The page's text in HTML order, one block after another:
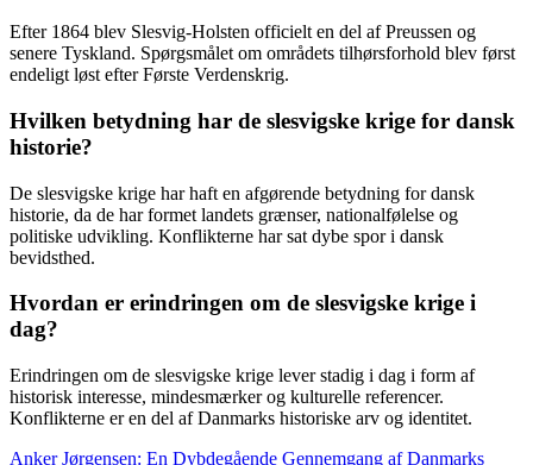
Efter 1864 blev Slesvig-Holsten officielt en del af Preussen og
senere Tyskland. Spørgsmålet om områdets tilhørsforhold blev først
endeligt løst efter Første Verdenskrig.
Hvilken betydning har de slesvigske krige for dansk
historie?
De slesvigske krige har haft en afgørende betydning for dansk
historie, da de har formet landets grænser, nationalfølelse og
politiske udvikling. Konflikterne har sat dybe spor i dansk
bevidsthed.
Hvordan er erindringen om de slesvigske krige i
dag?
Erindringen om de slesvigske krige lever stadig i dag i form af
historisk interesse, mindesmærker og kulturelle referencer.
Konflikterne er en del af Danmarks historiske arv og identitet.
Anker Jørgensen: En Dybdegående Gennemgang af Danmarks